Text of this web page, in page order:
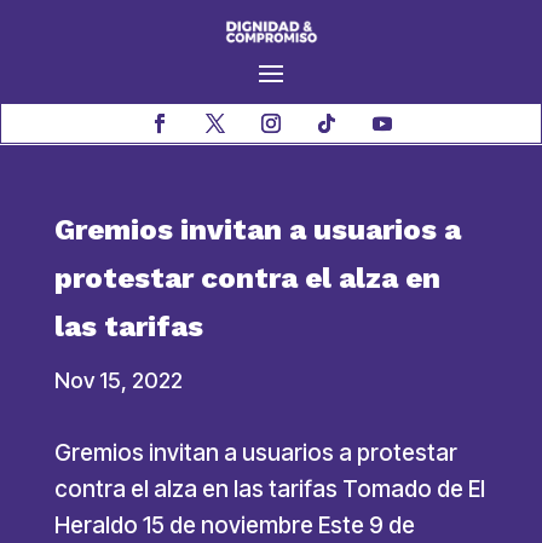
Gremios invitan a usuarios a
protestar contra el alza en
las tarifas
Nov 15, 2022
Gremios invitan a usuarios a protestar
contra el alza en las tarifas Tomado de El
Heraldo 15 de noviembre Este 9 de